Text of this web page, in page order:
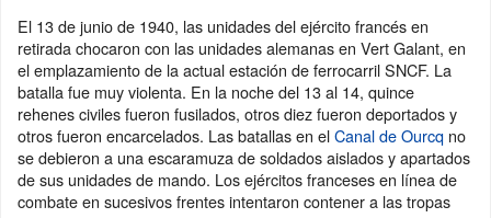
El 13 de junio de 1940, las unidades del ejército francés en
retirada chocaron con las unidades alemanas en Vert Galant, en
el emplazamiento de la actual estación de ferrocarril SNCF. La
batalla fue muy violenta. En la noche del 13 al 14, quince
rehenes civiles fueron fusilados, otros diez fueron deportados y
otros fueron encarcelados. Las batallas en elCanal de Ourcq no
se debieron a una escaramuza de soldados aislados y apartados
de sus unidades de mando. Los ejércitos franceses en línea de
combate en sucesivos frentes intentaron contener a las tropas